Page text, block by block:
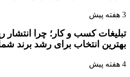
3 هفته پیش
تبلیغات کسب و کار؛ چرا انتشار
بهترین انتخاب برای رشد برند
4 هفته پیش